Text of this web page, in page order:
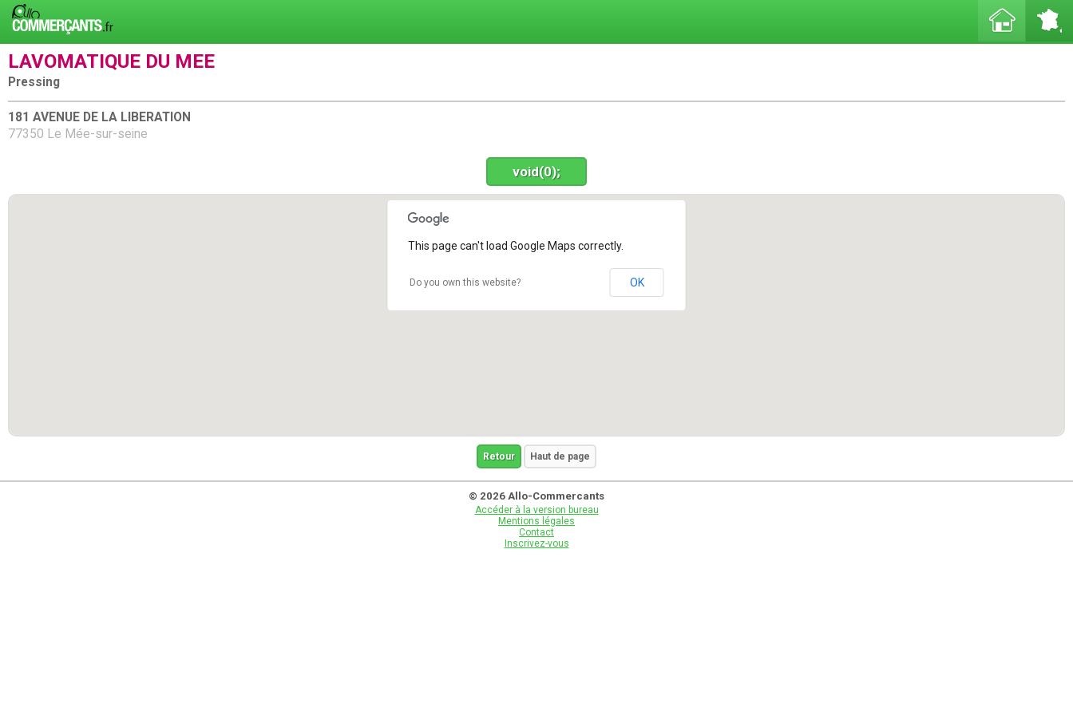
LAVOMATIQUE DU MEE
Pressing
181 AVENUE DE LA LIBERATION
77350 Le Mée-sur-seine
void(0);
This page can't load Google Maps correctly.
Do you own this website? OK
Retour Haut de page
© 2026 Allo-Commercants
Accéder à la version bureau
Mentions légales
Contact
Inscrivez-vous